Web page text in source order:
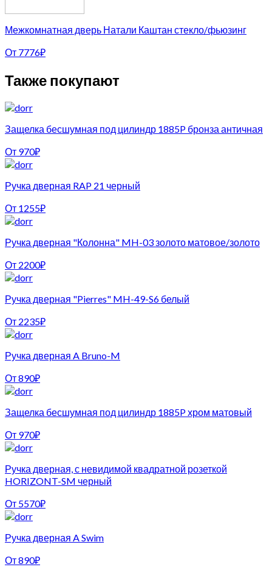
Межкомнатная дверь Натали Каштан стекло/фьюзинг
От 7776₽
Также покупают
Защелка бесшумная под цилиндр 1885P бронза античная
От 970₽
Ручка дверная RAP 21 черный
От 1255₽
Ручка дверная "Колонна" MH-03 золото матовое/золото
От 2200₽
Ручка дверная "Pierres" MH-49-S6 белый
От 2235₽
Ручка дверная A Bruno-M
От890₽
Защелка бесшумная под цилиндр 1885P хром матовый
От 970₽
Ручка дверная, с невидимой квадратной розеткой
HORIZONT-SM черный
От 5570₽
Ручка дверная A Swim
От890₽